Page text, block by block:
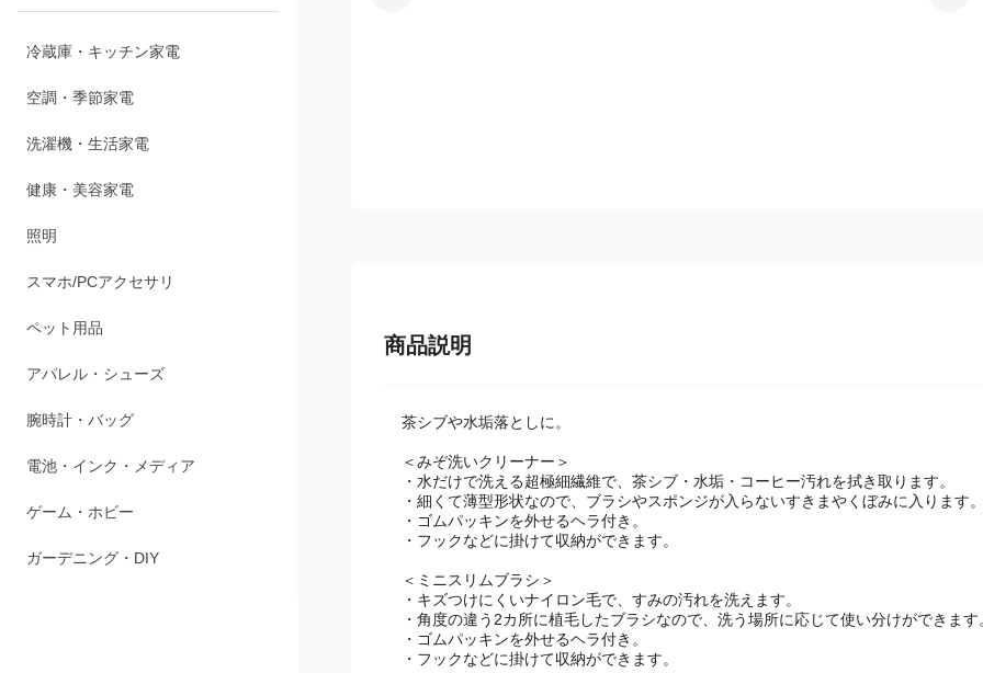
冷蔵庫・キッチン家電
空調・季節家電
洗濯機・生活家電
健康・美容家電
照明
スマホ/PCアクセサリ
ペット用品
アパレル・シューズ
腕時計・バッグ
電池・インク・メディア
ゲーム・ホビー
ガーデニング・DIY
商品説明
茶シブや水垢落としに。
＜みぞ洗いクリーナー＞
・水だけで洗える超極細繊維で、茶シブ・水垢・コーヒー汚れを拭き取ります。
・細くて薄型形状なので、ブラシやスポンジが入らないすきまやくぼみに入ります
・ゴムパッキンを外せるヘラ付き。
・フックなどに掛けて収納ができます。
＜ミニスリムブラシ＞
・キズつけにくいナイロン毛で、すみの汚れを洗えます。
・角度の違う2カ所に植毛したブラシなので、洗う場所に応じて使い分けができます
・ゴムパッキンを外せるヘラ付き。
・フックなどに掛けて収納ができます。